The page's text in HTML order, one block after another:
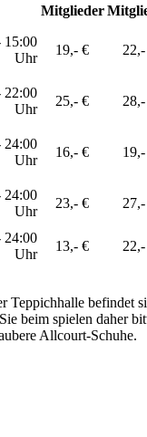
Mitglieder
15:00
Uhr
19,- €
22:00
Uhr
25,- €
24:00
Uhr
16,- €
24:00
Uhr
23,- €
24:00
Uhr
13,- €
Teppichhalle befindet
beim spielen daher
Allcourt-Schuhe.